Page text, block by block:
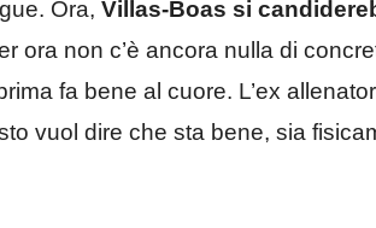
Ora, Villas-Boas si
ora non c’è ancora nulla di
fa bene al cuore. L’ex
vuol dire che sta bene, sia